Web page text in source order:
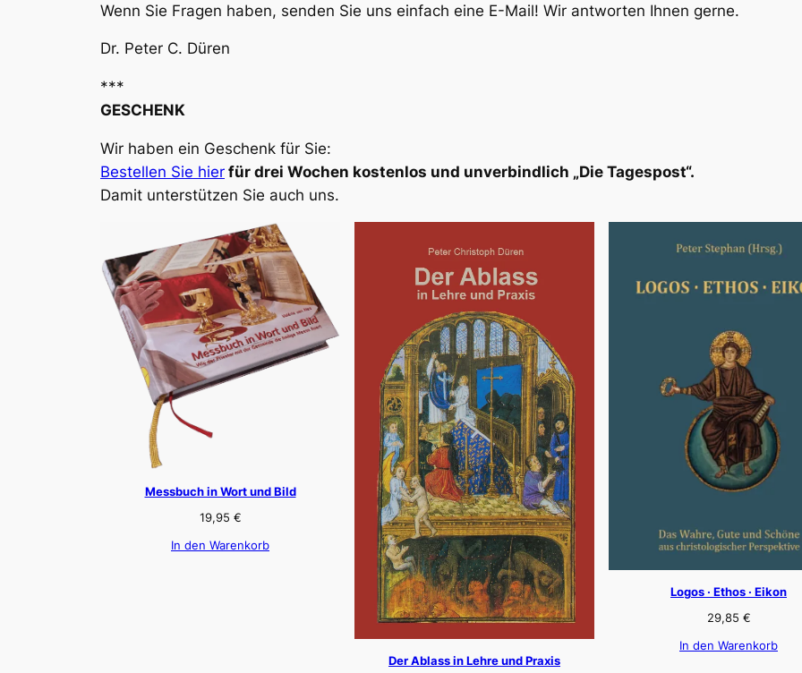
Wenn Sie Fragen haben, senden Sie uns einfach eine E-Mail! Wir antworten Ihnen gerne.
Dr. Peter C. Düren
***
GESCHENK
Wir haben ein Geschenk für Sie:
Bestellen Sie hier für drei Wochen kostenlos und unverbindlich „Die Tagespost“.
Damit unterstützen Sie auch uns.
Messbuch in Wort und Bild
19,95 €
In den Warenkorb
Der Ablass in Lehre und Praxis
Logos · Ethos · Eikon
29,85 €
In den Warenkorb